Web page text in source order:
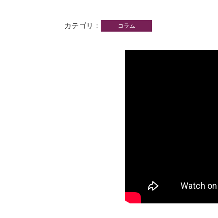
カテゴリ コラム